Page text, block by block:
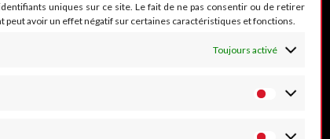
uniques sur ce site. Le fait de ne pas consentir ou de retirer
peut avoir un effet négatif sur certaines caractéristiques et fonctions.
Toujours activé